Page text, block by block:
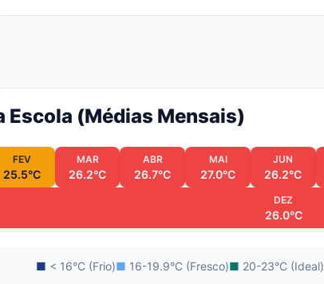
Escola (Médias Mensais)
FEV
25.5°C
MAR
26.2°C
ABR
26.7°C
MAI
27.0°C
JUN
26.2°C
DEZ
26.0°C
■ < 16°C (Frio)■ 16-19.9°C (Fresco)■ 20-23°C (Ideal)